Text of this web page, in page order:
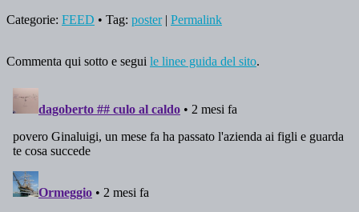
Categorie: FEED • Tag: poster| Permalink
Commenta qui sotto e segui le linee guida del sito.